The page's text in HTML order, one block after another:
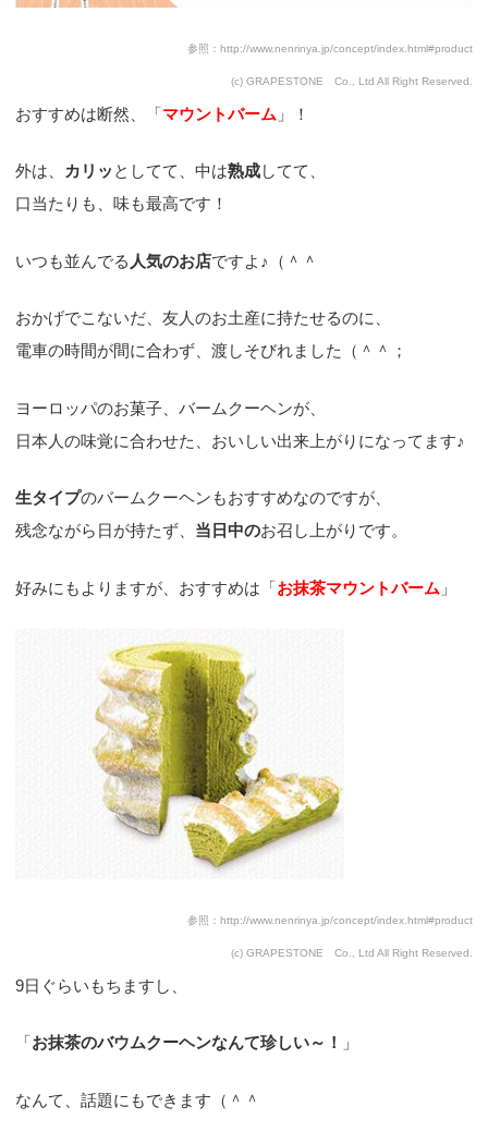
参照：http://www.nenrinya.jp/concept/index.html#product
(c) GRAPESTONE Co., Ltd All Right Reserved.
おすすめは断然、「マウントバーム 」！
外は、 カリッ としてて、中は熟成してて、
口当たりも、味も最高です！
いつも並んでる 人気のお店ですよ♪（＾＾
おかげでこないだ、友人のお土産に持たせるのに、
電車の時間が間に合わず、渡しそびれました（＾＾；
ヨーロッパのお菓子、バームクーヘンが、
日本人の味覚に合わせた、おいしい出来上がりになってます♪
生タイプのバームクーヘンもおすすめなのですが、
残念ながら日が持たず、 当日中のお召し上がりです。
好みにもよりますが、おすすめは「お抹茶マウントバーム 」
参照：http://www.nenrinya.jp/concept/index.html#product
(c) GRAPESTONE Co., Ltd All Right Reserved.
9日ぐらいもちますし、
「お抹茶のバウムクーヘンなんて珍しい～！ 」
なんて、話題にもできます（＾＾